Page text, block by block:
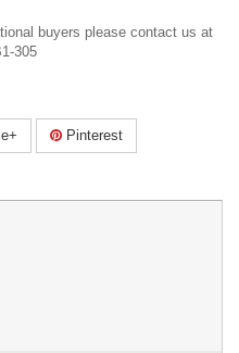
buyers please contact us at
305
Pinterest